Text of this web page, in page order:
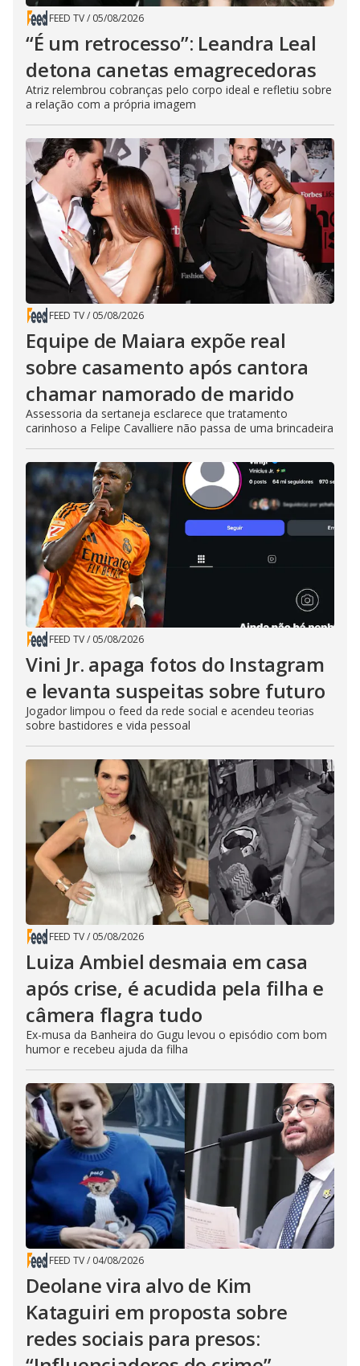
FEED TV/ 05/08/2026
“É um retrocesso”: Leandra Leal
detona canetas emagrecedoras
Atriz relembrou cobranças pelo corpo ideal e refletiu sobre
a relação com a própria imagem
FEED TV/ 05/08/2026
Equipe de Maiara expõe real
sobre casamento após cantora
chamar namorado de marido
Assessoria da sertaneja esclarece que tratamento
carinhoso a Felipe Cavalliere não passa de uma brincadeira
FEED TV/ 05/08/2026
Vini Jr. apaga fotos do Instagram
e levanta suspeitas sobre futuro
Jogador limpou o feed da rede social e acendeu teorias
sobre bastidores e vida pessoal
FEED TV/ 05/08/2026
Luiza Ambiel desmaia em casa
após crise, é acudida pela filha e
câmera flagra tudo
Ex-musa da Banheira do Gugu levou o episódio com bom
humor e recebeu ajuda da filha
FEED TV/ 04/08/2026
Deolane vira alvo de Kim
Kataguiri em proposta sobre
redes sociais para presos: